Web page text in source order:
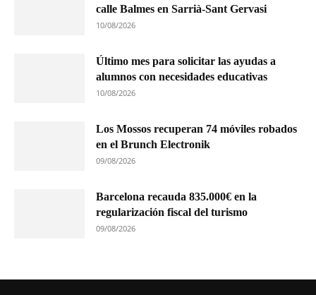
calle Balmes en Sarrià-Sant Gervasi
10/08/2026
Último mes para solicitar las ayudas a
alumnos con necesidades educativas
10/08/2026
Los Mossos recuperan 74 móviles robados
en el Brunch Electronik
09/08/2026
Barcelona recauda 835.000€ en la
regularización fiscal del turismo
09/08/2026